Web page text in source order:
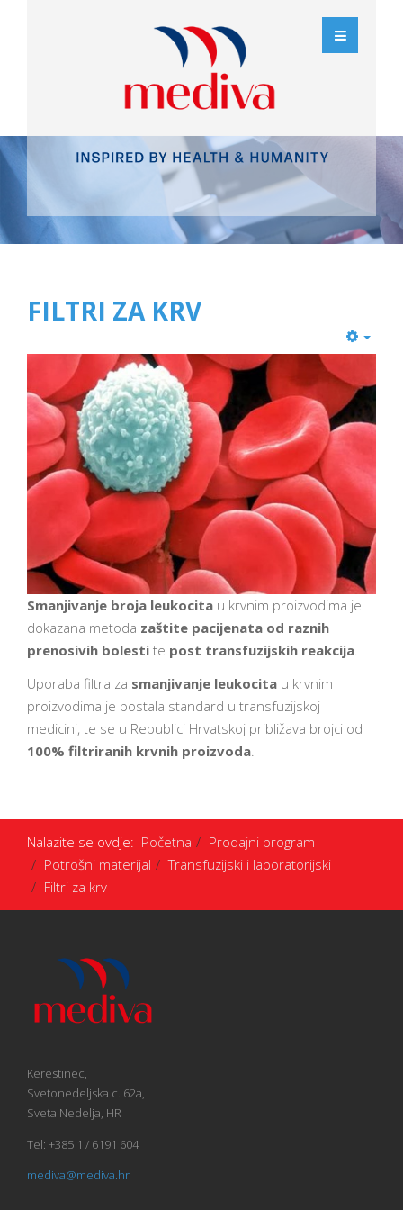
FILTRI ZA KRV
Smanjivanje broja leukocita u krvnim proizvodima je
dokazana metoda zaštite pacijenata od raznih
prenosivih bolesti te post transfuzijskih reakcija
Uporaba filtra za smanjivanje leukocita u krvnim
proizvodima je postala standard u transfuzijskoj
medicini, te se u Republici Hrvatskoj približava brojci od
100% filtriranih krvnih proizvoda.
Nalazite se ovdje: Početna
Prodajni program
Potrošni materijal
Transfuzijski i laboratorijski
Filtri za krv
Kerestinec,
Svetonedeljska c. 62a,
Sveta Nedelja, HR
Tel: +385 1 / 6191 604
mediva@mediva.hr